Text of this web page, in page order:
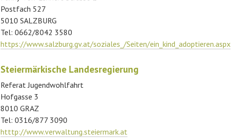
Postfach 527
5010 SALZBURG
Tel: 0662/8042 3580
https://www.salzburg.gv.at/soziales_/Seiten/ein_kind_adoptieren.aspx
Steiermärkische Landesregierung
Referat Jugendwohlfahrt
Hofgasse 3
8010 GRAZ
Tel: 0316/877 3090
htttp://www.verwaltung.steiermark.at